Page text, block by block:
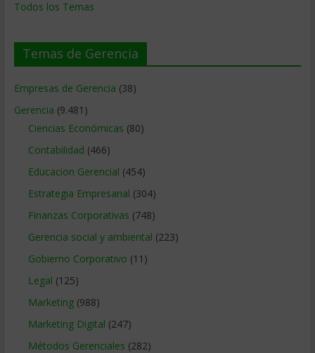
Todos los Temas
Temas de Gerencia
Empresas de Gerencia (38)
Gerencia (9.481)
Ciencias Económicas (80)
Contabilidad (466)
Educacion Gerencial (454)
Estrategia Empresarial (304)
Finanzas Corporativas (748)
Gerencia social y ambiental (223)
Gobierno Corporativo (11)
Legal (125)
Marketing(988)
Marketing Digital (247)
Métodos Gerenciales (282)